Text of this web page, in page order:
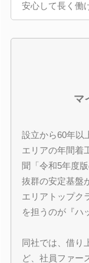
安心して長く働
マ
設立から60年以
エリアの年間着
聞「令和5年度
抜群の安定基盤
エリアトップク
を担うのが『ハ
同社では、借り
ど、社員ファー